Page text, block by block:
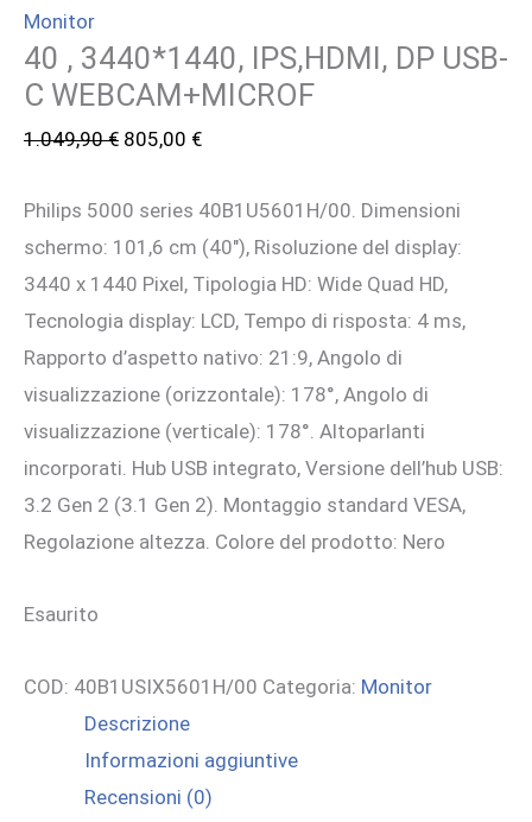
Monitor
40 , 3440*1440, IPS,HDMI, DP USB-
C WEBCAM+MICROF
1.049,90€ Il
originale
era:
1.049,90 €.
805,00 €Il
attuale
è:
805,00 €.
Philips 5000 series 40B1U5601H/00. Dimensioni
schermo: 101,6 cm (40″), Risoluzione del display:
3440 x 1440 Pixel, Tipologia HD: Wide Quad HD,
Tecnologia display: LCD, Tempo di risposta: 4 ms,
Rapporto d’aspetto nativo: 21:9, Angolo di
visualizzazione (orizzontale): 178°, Angolo di
visualizzazione (verticale): 178°. Altoparlanti
incorporati. Hub USB integrato, Versione dell’hub USB:
3.2 Gen 2 (3.1 Gen 2). Montaggio standard VESA,
Regolazione altezza. Colore del prodotto: Nero
Esaurito
COD: 40B1USIX5601H/00 Categoria: Monitor
Descrizione
Informazioni aggiuntive
Recensioni (0)